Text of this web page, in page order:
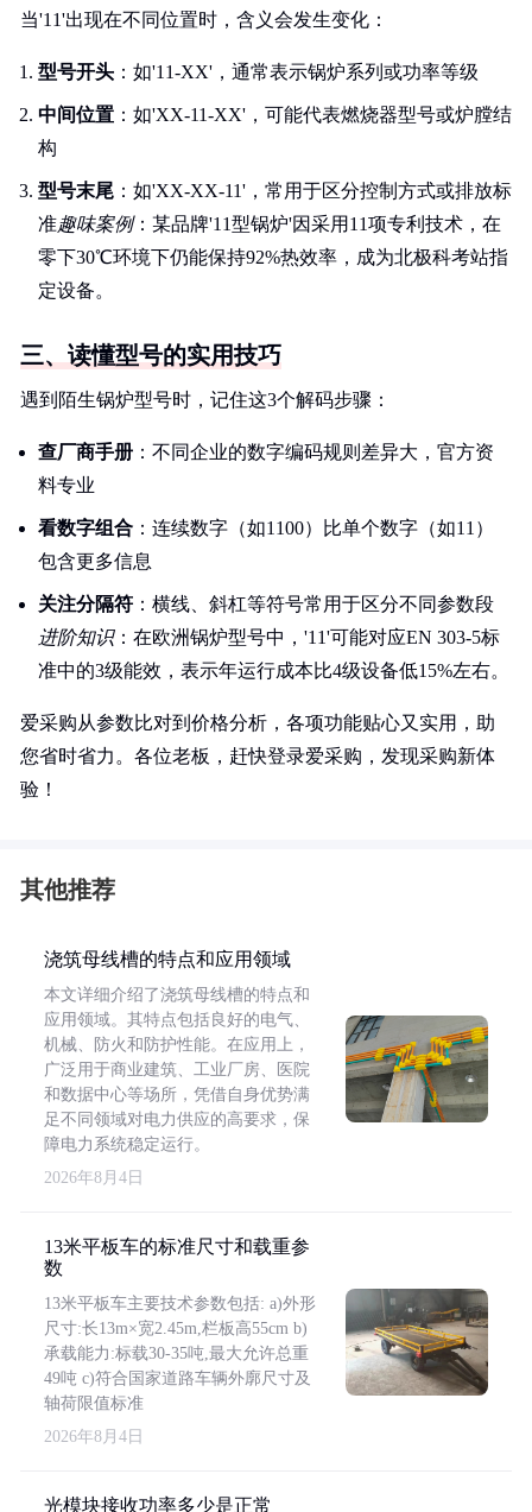
当'11'出现在不同位置时，含义会发生变化：
型号开头 ：如'11-XX'，通常表示锅炉系列或功率等级
中间位置 ：如'XX-11-XX'，可能代表燃烧器型号或炉膛结
构
型号末尾 ：如'XX-XX-11'，常用于区分控制方式或排放标
准趣味案例：某品牌'11型锅炉'因采用11项专利技术，在
零下30℃环境下仍能保持92%热效率，成为北极科考站指
定设备。
三、读懂型号的实用技巧
遇到陌生锅炉型号时，记住这3个解码步骤：
查厂商手册 ：不同企业的数字编码规则差异大，官方资
料专业
看数字组合 ：连续数字（如1100）比单个数字（如11）
包含更多信息
关注分隔符 ：横线、斜杠等符号常用于区分不同参数段
进阶知识：在欧洲锅炉型号中，'11'可能对应EN 303-5标
准中的3级能效，表示年运行成本比4级设备低15%左右。
爱采购从参数比对到价格分析，各项功能贴心又实用，助
您省时省力。各位老板，赶快登录爱采购，发现采购新体
验！
其他推荐
浇筑母线槽的特点和应用领域
本文详细介绍了浇筑母线槽的特点和
应用领域。其特点包括良好的电气、
机械、防火和防护性能。在应用上，
广泛用于商业建筑、工业厂房、医院
和数据中心等场所，凭借自身优势满
足不同领域对电力供应的高要求，保
障电力系统稳定运行。
2026年8月4日
13米平板车的标准尺寸和载重参
数
13米平板车主要技术参数包括: a)外形
尺寸:长13m×宽2.45m,栏板高55cm b)
承载能力:标载30-35吨,最大允许总重
49吨 c)符合国家道路车辆外廓尺寸及
轴荷限值标准
2026年8月4日
光模块接收功率多少是正常